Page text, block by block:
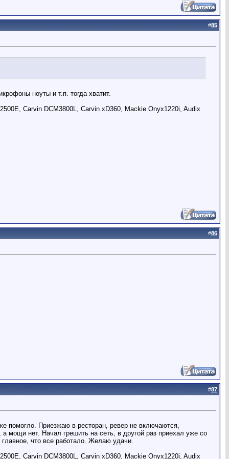
#85
ноуты и т.п. тогда хватит.
Carvin DCM3800L, Carvin xD360, Mackie Onyx1220i, Audix
#86
#87
помогло. Приезжаю в ресторан, ревер не включаются,
мощи нет. Начал грешить на сеть, в другой раз приехал уже со
что все работало. Желаю удачи.
Carvin DCM3800L, Carvin xD360, Mackie Onyx1220i, Audix